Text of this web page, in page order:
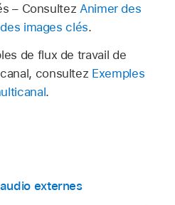
– Consultez Animer des
images clés.
de flux de travail de
consultez Exemples
.
externes